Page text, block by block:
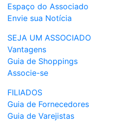
Espaço do Associado
Envie sua Notícia
SEJA UM ASSOCIADO
Vantagens
Guia de Shoppings
Associe-se
FILIADOS
Guia de Fornecedores
Guia de Varejistas